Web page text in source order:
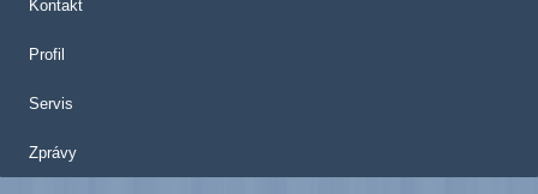
Kontakt
Profil
Servis
Zprávy